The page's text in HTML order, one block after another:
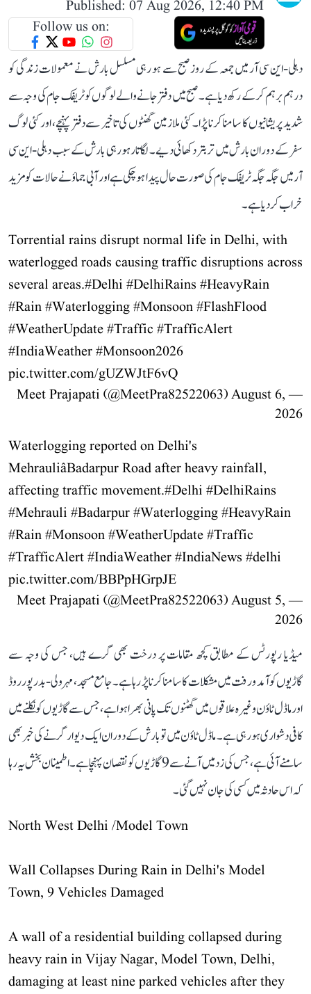
Published: 07 Aug 2026, 12:40 PM
Follow us on:
دہلی-این سی آر میں جمعہ کے روز صبح سے ہو رہی مسلسل بارش نے معمولات زندگی کو
درہم برہم کر کے رکھ دیا ہے۔ صبح میں دفتر جانے والے لوگوں کو ٹریفک جام کی وجہ سے
شدید پریشانیوں کا سامنا کرنا پڑا۔ کئی ملازمین گھنٹوں کی تاخیر سے دفتر پہنچے، اور کئی لوگ
سفر کے دوران بارش میں تر بتر دکھائی دیے۔ لگاتار ہو رہی بارش کے سبب دہلی-این سی
آر میں جگہ جگہ ٹریفک جام کی صورت حال پیدا ہو چکی ہے اور آبی جماؤ نے حالات کو مزید
خراب کر دیا ہے۔
Torrential rains disrupt normal life in Delhi, with
waterlogged roads causing traffic disruptions across
several areas.#Delhi #DelhiRains #HeavyRain
#Rain#Waterlogging#Monsoon#FlashFlood
#WeatherUpdate#Traffic #TrafficAlert
#IndiaWeather#Monsoon2026
pic.twitter.com/gUZWJtF6vQ
— Meet Prajapati (@MeetPra82522063)
August 6,
2026
Waterlogging reported on Delhi's
MehrauliâBadarpur Road after heavy rainfall,
affecting traffic movement.#Delhi #DelhiRains
#Mehrauli #Badarpur#Waterlogging#HeavyRain
#Rain#Monsoon#WeatherUpdate#Traffic
#TrafficAlert#IndiaWeather#IndiaNews #delhi
pic.twitter.com/BBPpHGrpJE
— Meet Prajapati (@MeetPra82522063)
August 5,
2026
میڈیا رپورٹس کے مطابق کچھ مقامات پر درخت بھی گرے ہیں، جس کی وجہ سے
گاڑیوں کو آمد و رفت میں مشکلات کا سامنا کرنا پڑ رہا ہے۔ جامع مسجد، مہرولی-بدرپور روڈ
اور ماڈل ٹاؤن وغیرہ علاقوں میں گھٹنوں تک پانی بھرا ہوا ہے، جس سے گاڑیوں کو نکلنے میں
کافی دشواری ہو رہی ہے۔ ماڈل ٹاؤن میں تو بارش کے دوران ایک دیوار گرنے کی خبر بھی
سامنے آئی ہے، جس کی زد میں آنے سے 9 گاڑیوں کو نقصان پہنچا ہے۔ اطمینان بخش یہ رہا
کہ اس حادثہ میں کسی کی جان نہیں گئی۔
North West Delhi /Model Town
Wall Collapses During Rain in Delhi's Model
Town, 9 Vehicles Damaged
A wall of a residential building collapsed during
heavy rain in Vijay Nagar, Model Town, Delhi,
damaging at least nine parked vehicles after they